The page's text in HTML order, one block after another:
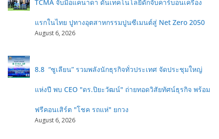
TCMA จับมือแคนาดา ดันเทคโนโลยีดักจับคาร์บอนเครื่อง
แรกในไทย ปูทางอุตสาหกรรมปูนซีเมนต์สู่ Net Zero 2050
August 6, 2026
8.8 “ซูเลียน” รวมพลังนักธุรกิจทั่วประเทศ จัดประชุมใหญ่
แห่งปี พบ CEO "ดร.ปิยะวัฒน์" ถ่ายทอดวิสัยทัศน์ธุรกิจ พร้อม
ฟรีคอนเสิร์ต "โชค รถแห่" ยกวง
August 6, 2026